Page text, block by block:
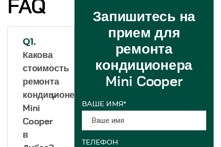
FAQ
Q1.
Какова
стоимость
ремонта
кондиционера
Mini
Cooper
в
Запишитесь на
прием для
ремонта
кондиционера
Mini Cooper
ВАШЕ ИМЯ*
ТЕЛЕФОН